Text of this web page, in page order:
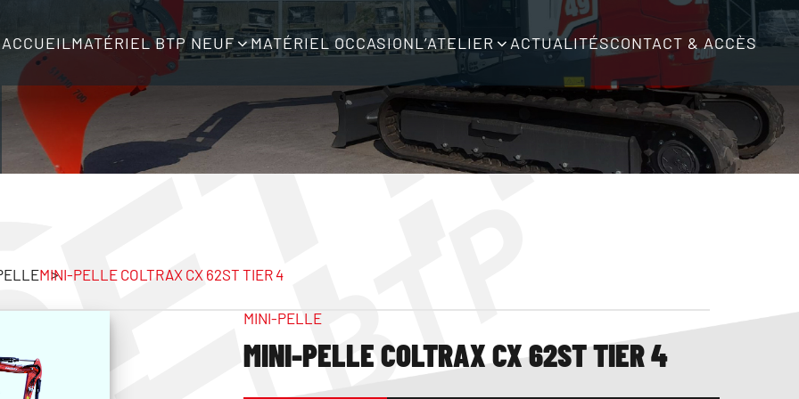
ACCUEILMATÉRIEL BTP NEUF MATÉRIEL OCCASIONL’ATELIER ACTUALITÉSCONTACT & ACCÈS
MINI-PELLE COLTRAX CX 62ST TIER 4
MINI-PELLE
MINI-PELLE COLTRAX CX 62ST TIER 4